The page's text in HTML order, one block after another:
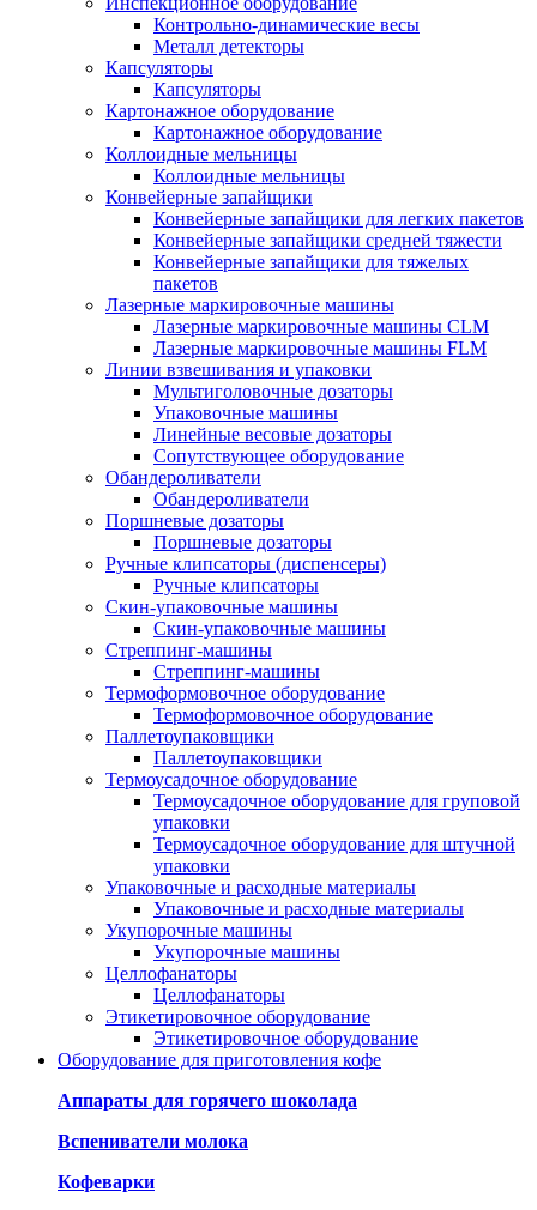
Контрольно-динамические весы
Металл детекторы
Капсуляторы
Капсуляторы
Картонажное оборудование
Картонажное оборудование
Коллоидные мельницы
Коллоидные мельницы
Конвейерные запайщики
Конвейерные запайщики для легких пакетов
Конвейерные запайщики средней тяжести
Конвейерные запайщики для тяжелых
пакетов
Лазерные маркировочные машины
Лазерные маркировочные машины CLM
Лазерные маркировочные машины FLM
Линии взвешивания и упаковки
Мультиголовочные дозаторы
Упаковочные машины
Линейные весовые дозаторы
Сопутствующее оборудование
Обандероливатели
Обандероливатели
Поршневые дозаторы
Поршневые дозаторы
Ручные клипсаторы (диспенсеры)
Ручные клипсаторы
Скин-упаковочные машины
Скин-упаковочные машины
Стреппинг-машины
Стреппинг-машины
Термоформовочное оборудование
Термоформовочное оборудование
Паллетоупаковщики
Паллетоупаковщики
Термоусадочное оборудование
Термоусадочное оборудование для груповой
упаковки
Термоусадочное оборудование для штучной
упаковки
Упаковочные и расходные материалы
Упаковочные и расходные материалы
Укупорочные машины
Укупорочные машины
Целлофанаторы
Целлофанаторы
Этикетировочное оборудование
Этикетировочное оборудование
Оборудование для приготовления кофе
Аппараты для горячего шоколада
Вспениватели молока
Кофеварки